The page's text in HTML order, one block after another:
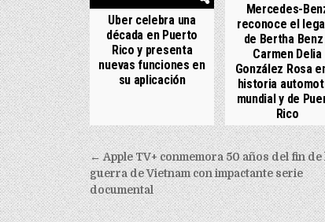
Uber celebra una
década en Puerto
Rico y presenta
nuevas funciones en
su aplicación
Mercedes-
reconoce el
de Bertha Benz
Carmen Delia
González Rosa
historia
mundial y de
Rico
Post navigation
← Apple TV+ conmemora 50 años del fin de
guerra de Vietnam con impactante serie
documental